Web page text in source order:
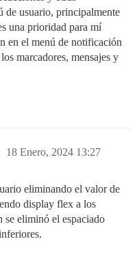
de usuario, principalmente
una prioridad para mí
en el menú de notificación
marcadores, mensajes y
18 Enero, 2024 13:27
eliminando el valor de
display flex a los
se eliminó el espaciado